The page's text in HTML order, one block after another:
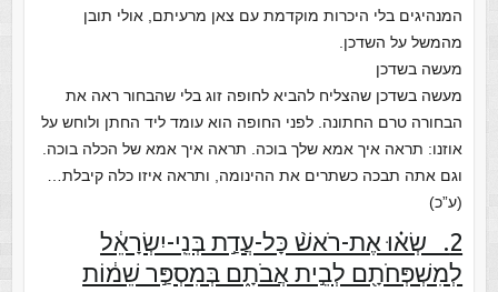
המנהיגים בלי היכרות מוקדמת עם צאן מרעיתם, אולי תובן
מהמשל על השדכן.
מעשה בשדכן
מעשה בשדכן שהצליח להביא לחופה זוג בלי שהבחור ראה את
הבחורה טרם החתונה. לפני החופה הוא עומד ליד החתן ולוחש על
אוזנו: תראה איך אמא שלך בוכה. תראה איך אמא של הכלה בוכה.
וגם אתה תבכה כשתרים את ההינומה, ותראה איזו כלה קיבלת…
(ע”כ)
2. שְׂא֗וּ אֶת-רֹאשׁ֨ כָּל-עֲדַ֣ת בְּנֵֽי-יִשְׂרָאֵ֔ל
לְמִשְׁפְּחֹתָ֖ם לְבֵ֣ית אֲבֹתָ֑ם בְּמִסְפַּ֣ר שֵׁמ֔וֹת